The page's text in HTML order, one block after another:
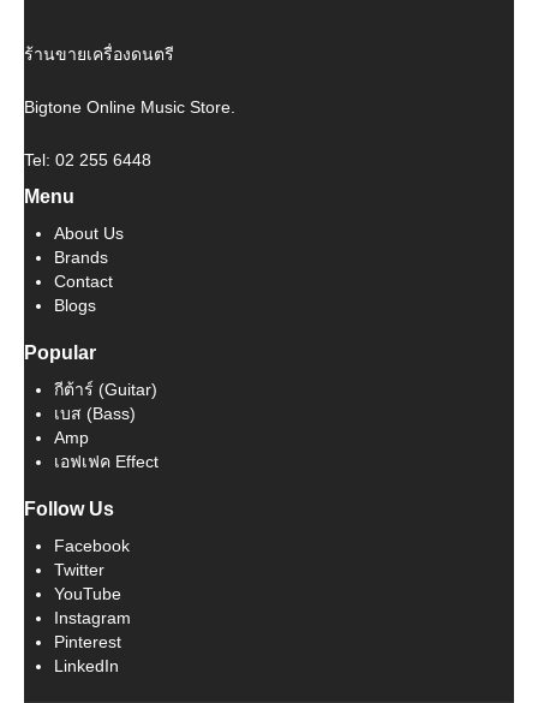
ร้านขายเครื่องดนตรี
Bigtone Online Music Store.
Tel: 02 255 6448
Menu
About Us
Brands
Contact
Blogs
Popular
กีต้าร์ (Guitar)
เบส (Bass)
Amp
เอฟเฟค Effect
Follow Us
Facebook
Twitter
YouTube
Instagram
Pinterest
LinkedIn